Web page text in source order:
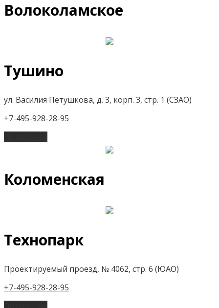
Волоколамское
Тушино
ул. Василия Петушкова, д. 3, корп. 3, стр. 1 (СЗАО)
+7-495-928-28-95
Коломенская
Технопарк
Проектируемый проезд, № 4062, стр. 6 (ЮАО)
+7-495-928-28-95